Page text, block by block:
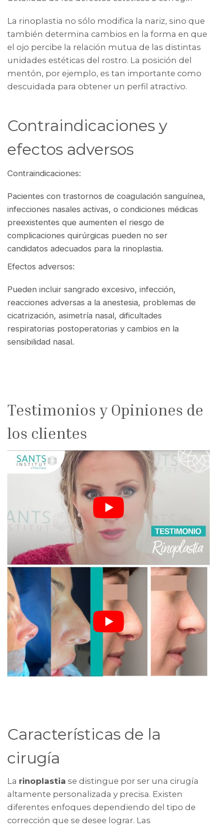
La rinoplastia no sólo modifica la nariz, sino que
también determina cambios en la forma en que
el ojo percibe la relación mutua de las distintas
unidades estéticas del rostro. La posición del
mentón, por ejemplo, es tan importante como
descuidada para obtener un perfil atractivo.
Contraindicaciones y
efectos adversos
Contraindicaciones:
Pacientes con trastornos de coagulación sanguínea,
infecciones nasales activas, o condiciones médicas
preexistentes que aumenten el riesgo de
complicaciones quirúrgicas pueden no ser
candidatos adecuados para la rinoplastia.
Efectos adversos:
Pueden incluir sangrado excesivo, infección,
reacciones adversas a la anestesia, problemas de
cicatrización, asimetría nasal, dificultades
respiratorias postoperatorias y cambios en la
sensibilidad nasal.
Testimonios y Opiniones de
los clientes
Características de la
cirugía
La rinoplastia se distingue por ser una cirugía
altamente personalizada y precisa. Existen
diferentes enfoques dependiendo del tipo de
corrección que se desee lograr. Las